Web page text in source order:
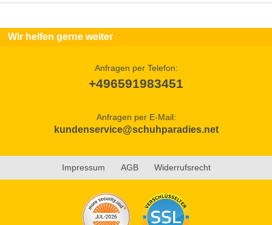
Wir helfen gerne weiter
Anfragen per Telefon:
+496591983451
Anfragen per E-Mail:
kundenservice@schuhparadies.net
Impressum AGB Widerrufsrecht